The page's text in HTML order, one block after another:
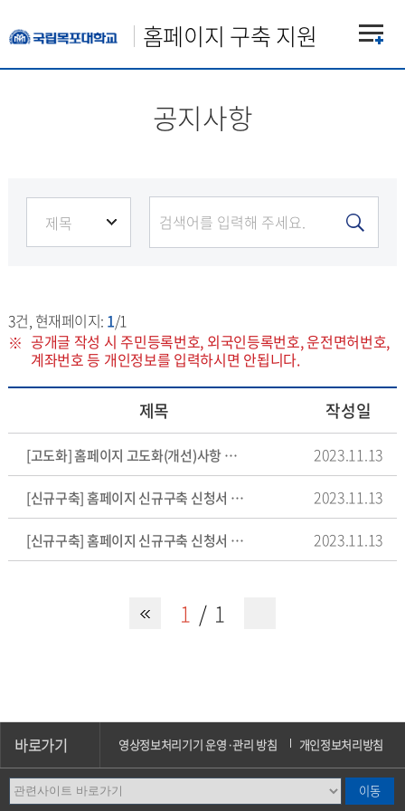
홈페이지 구축 지원
공지사항
3건, 현재페이지: 1/1
공개글 작성 시 주민등록번호, 외국인등록번호, 운전면허번호,
계좌번호 등 개인정보를 입력하시면 안됩니다.
제목 작성일
[고도화] 홈페이지 고도화(개선)사항 신청서 양식 2023.11.13
[신규구축] 홈페이지 신규구축 신청서 양식 : 학과/전공 2023.11.13
[신규구축] 홈페이지 신규구축 신청서 양식 : 단과대학/학부 2023.11.13
1 1
바로가기 영상정보처리기기 운영·관리 방침 개인정보처리방침
이메일무단수집거부 캠퍼스안내